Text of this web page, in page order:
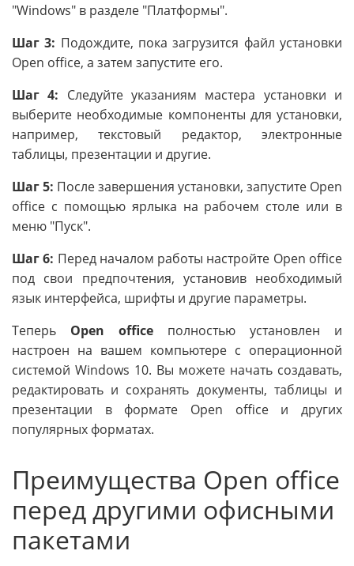
"Windows" в разделе "Платформы".
Шаг 3: Подождите, пока загрузится файл установки
Open office, а затем запустите его.
Шаг 4: Следуйте указаниям мастера установки и
выберите необходимые компоненты для установки,
например, текстовый редактор, электронные
таблицы, презентации и другие.
Шаг 5: После завершения установки, запустите Open
office с помощью ярлыка на рабочем столе или в
меню "Пуск".
Шаг 6: Перед началом работы настройте Open office
под свои предпочтения, установив необходимый
язык интерфейса, шрифты и другие параметры.
Теперь Open office полностью установлен и
настроен на вашем компьютере с операционной
системой Windows 10. Вы можете начать создавать,
редактировать и сохранять документы, таблицы и
презентации в формате Open office и других
популярных форматах.
Преимущества Open office
перед другими офисными
пакетами